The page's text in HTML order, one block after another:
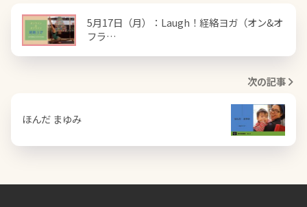
5月17日（月）：Laugh！経絡ヨガ（オン&オ
フラ…
次の記事
ほんだ まゆみ